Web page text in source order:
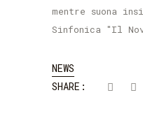
mentre suona
Sinfonica "Il
NEWS
SHARE: